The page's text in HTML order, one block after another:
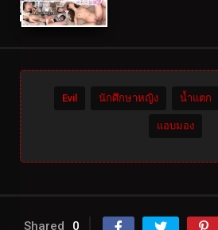
Evil นักศึกษาหญิง น้ำแตก
แอบมอง
Shared 0